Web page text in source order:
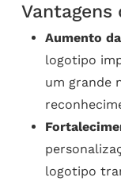
Vantagens
Aumento
logotipo
um grande
logotipo